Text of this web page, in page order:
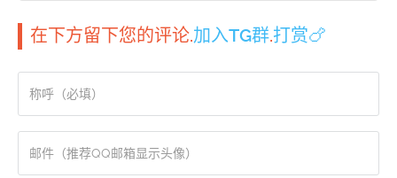
在下方留下您的评论.加入TG群.打赏🍗